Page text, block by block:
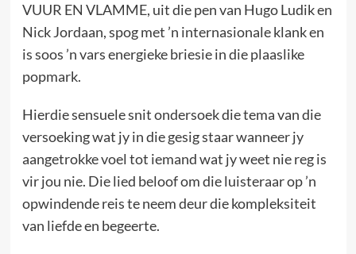
VUUR EN VLAMME, uit die pen van Hugo Ludik en
Nick Jordaan, spog met ’n internasionale klank en
is soos ’n vars energieke briesie in die plaaslike
popmark.
Hierdie sensuele snit ondersoek die tema van die
versoeking wat jy in die gesig staar wanneer jy
aangetrokke voel tot iemand wat jy weet nie reg is
vir jou nie. Die lied beloof om die luisteraar op ’n
opwindende reis te neem deur die kompleksiteit
van liefde en begeerte.